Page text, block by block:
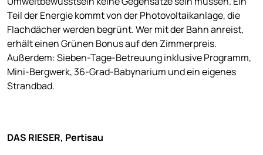
Teil der Energie kommt von der Photovoltaikanlage, die
Flachdächer werden begrünt. Wer mit der Bahn anreist,
erhält einen Grünen Bonus auf den Zimmerpreis.
Außerdem: Sieben-Tage-Betreuung inklusive Programm,
Mini-Bergwerk, 36-Grad-Babynarium und ein eigenes
Strandbad.
DAS RIESER, Pertisau